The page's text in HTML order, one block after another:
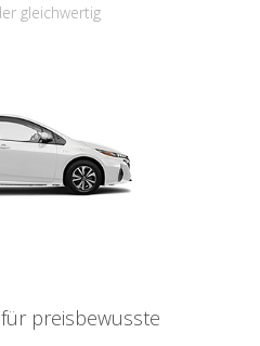
gleichwertig
preisbewusste